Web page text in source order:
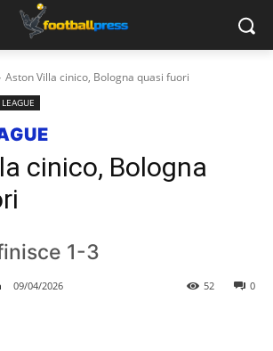
Aston Villa cinico, Bologna quasi fuori
cinico, Bologna
1-3
09/04/2026 0
52